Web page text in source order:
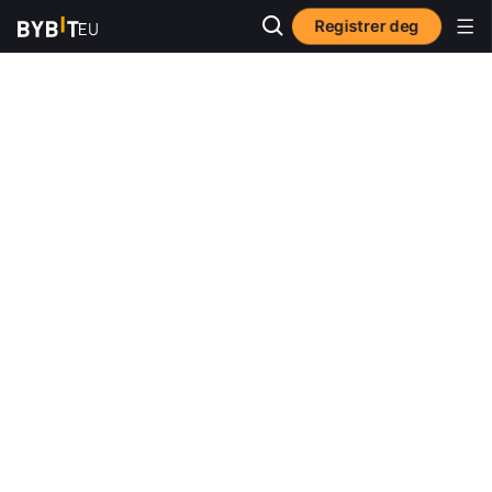
Registrer deg